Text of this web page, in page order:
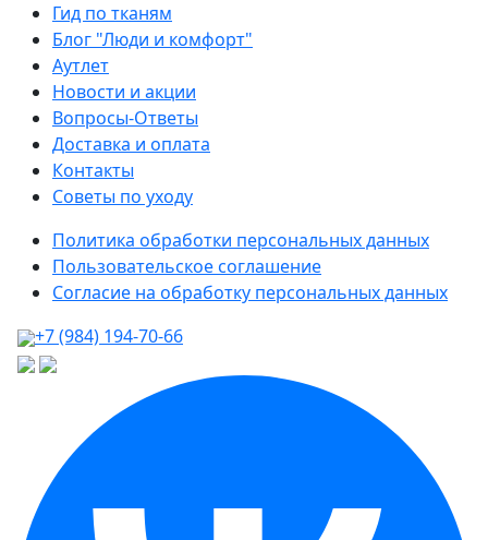
Гид по тканям
Блог "Люди и комфорт"
Аутлет
Новости и акции
Вопросы-Ответы
Доставка и оплата
Контакты
Советы по уходу
Политика обработки персональных данных
Пользовательское соглашение
Согласие на обработку персональных данных
+7 (984) 194-70-66